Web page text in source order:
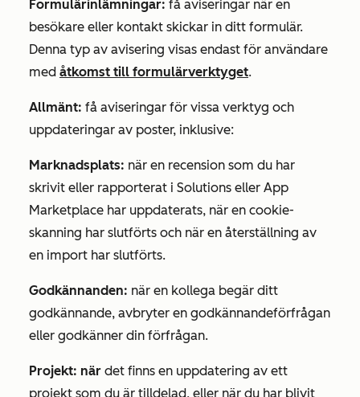
Formulärinlämningar: få aviseringar när en
besökare eller kontakt skickar in ditt formulär.
Denna typ av avisering visas endast för användare
med åtkomst till formulärverktyget.
Allmänt: få aviseringar för vissa verktyg och
uppdateringar av poster, inklusive:
Marknadsplats: när en recension som du har
skrivit eller rapporterat i Solutions eller App
Marketplace har uppdaterats, när en cookie-
skanning har slutförts och när en återställning av
en import har slutförts.
Godkännanden: när en kollega begär ditt
godkännande, avbryter en godkännandeförfrågan
eller godkänner din förfrågan.
Projekt: när det finns en uppdatering av ett
projekt som du är tilldelad, eller när du har blivit